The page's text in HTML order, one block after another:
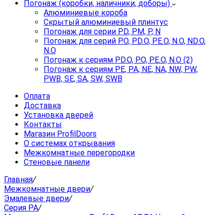
Погонаж (коробки, наличники, доборы)
Алюминиевые короба
Скрытый алюминиевый плинтус
Погонаж для серии PD, PM, P, N
Погонаж для серий P.O, PD.O, PE.O, N.O, ND.O,
N.O
Погонаж к сериям PD.O, P.O, PE.O, N.O (2)
Погонаж к сериям PE, PA, NE, NA, NW, PW,
PWB, SE, SA, SW, SWB
Оплата
Доставка
Установка дверей
Контакты
Магазин ProfilDoors
О системах открывания
Межкомнатные перегородки
Стеновые панели
Главная/
Межкомнатные двери/
Эмалевые двери/
Серия PA/